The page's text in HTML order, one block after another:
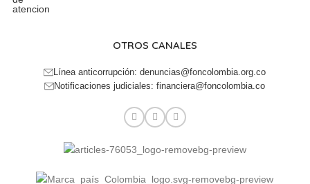
OTROS CANALES
Línea anticorrupción: denuncias@foncolombia.org.co
Notificaciones judiciales: financiera@foncolombia.co